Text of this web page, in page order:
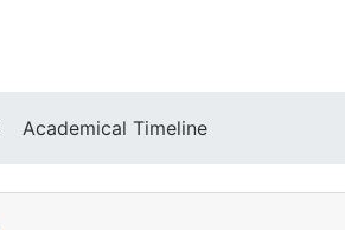
Academical Timeline